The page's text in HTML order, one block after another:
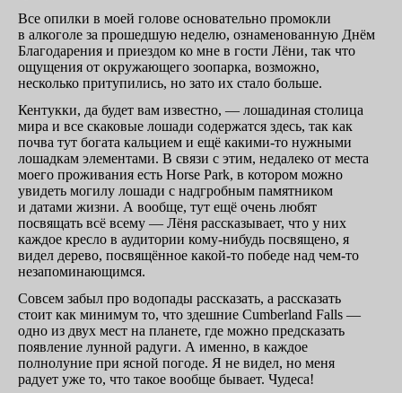
Все опилки в моей голове основательно промокли
в алкоголе за прошедшую неделю, ознаменованную Днём
Благодарения и приездом ко мне в гости Лёни, так что
ощущения от окружающего зоопарка, возможно,
несколько притупились, но зато их стало больше.
Кентукки, да будет вам известно, — лошадиная столица
мира и все скаковые лошади содержатся здесь, так как
почва тут богата кальцием и ещё какими-то нужными
лошадкам элементами. В связи с этим, недалеко от места
моего проживания есть Horse Park, в котором можно
увидеть могилу лошади с надгробным памятником
и датами жизни. А вообще, тут ещё очень любят
посвящать всё всему — Лёня рассказывает, что у них
каждое кресло в аудитории кому-нибудь посвящено, я
видел дерево, посвящённое какой-то победе над чем-то
незапоминающимся.
Совсем забыл про водопады рассказать, а рассказать
стоит как минимум то, что здешние Cumberland Falls —
одно из двух мест на планете, где можно предсказать
появление лунной радуги. А именно, в каждое
полнолуние при ясной погоде. Я не видел, но меня
радует уже то, что такое вообще бывает. Чудеса!